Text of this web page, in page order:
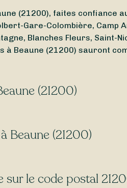
(21200), faites confiance
Gare-Colombière, Camp
Blanches Fleurs, Saint-
à Beaune (21200) sauront
(21200)
un fleuriste ouvert
Beaune (21200)
fleuristes
livrent 7j/7
sur le code postal